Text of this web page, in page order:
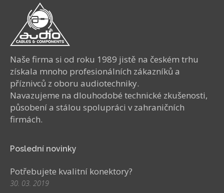
Naše firma si od roku 1989 jistě na českém trhu
získala mnoho profesionálních zákazníků a
příznivců z oboru audiotechniky.
Navazujeme na dlouhodobé technické zkušenosti,
působení a stálou spolupráci v zahraničních
firmách.
Poslední novinky
Potřebujete kvalitní konektory?
30. 03. 2019